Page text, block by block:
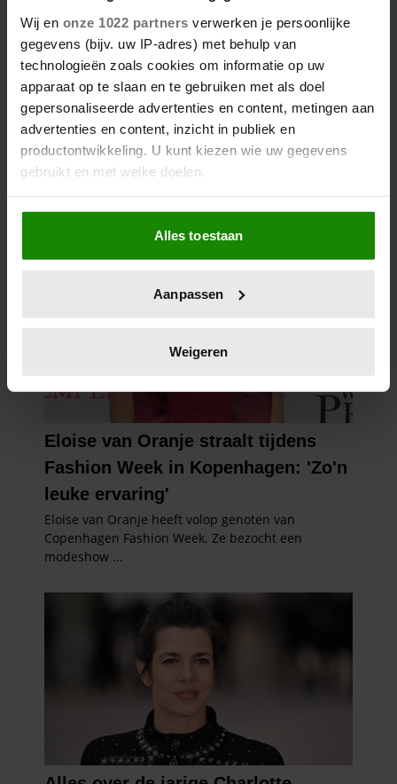
Wij en onze 1022 partners verwerken je persoonlijke
gegevens (bijv. uw IP-adres) met behulp van
technologieën zoals cookies om informatie op uw
apparaat op te slaan en te gebruiken met als doel
gepersonaliseerde advertenties en content, metingen aan
advertenties en content, inzicht in publiek en
productontwikkeling. U kunt kiezen wie uw gegevens
gebruikt en met welke doelen.
Als u het toestaat, willen we ook graag:
Informatie verzamelen over uw geografische
locatie, die tot een paar meter nauwkeurig kan zijn
scannen op specifieke eigenschappen (fingerprinting)
verwerkt en stel uw voorkeuren in het
intrekken in de Cookieverklaring.
We gebruiken cookies om content en advertenties te
personaliseren, om functies voor social media te bieden
en om ons websiteverkeer te analyseren. Ook delen we
informatie over uw gebruik van onze site met onze
partners voor social media, adverteren en analyse. Deze
partners kunnen deze gegevens combineren met andere
informatie die u aan ze heeft verstrekt of die ze hebben
gaat akkoord met onze cookies als u onze website blijft
Alles toestaan
Aanpassen
Weigeren